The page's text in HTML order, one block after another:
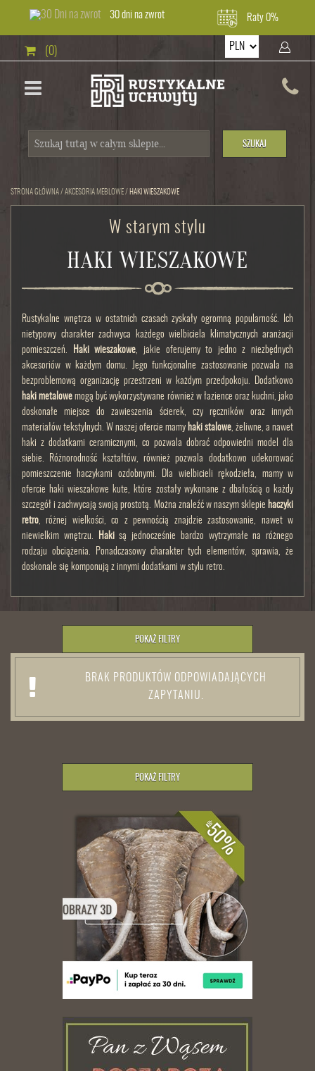
30 dni na zwrot Raty 0%
(0)
SZUKAJ
STRONA GŁÓWNA/ AKCESORIA MEBLOWE/ HAKI WIESZAKOWE
W starym stylu
HAKI WIESZAKOWE
Rustykalne wnętrza w ostatnich czasach zyskały ogromną popularność. Ich
nietypowy charakter zachwyca każdego wielbiciela klimatycznych aranżacji
pomieszczeń.
Haki wieszakowe, jakie oferujemy to jedno z niezbędnych
akcesoriów w każdym domu. Jego funkcjonalne zastosowanie pozwala na
bezproblemową organizację przestrzeni w każdym przedpokoju. Dodatkowo
haki metalowe mogą być wykorzystywane również w łazience oraz kuchni, jako
doskonałe miejsce do zawieszenia ścierek, czy ręczników oraz innych
materiałów tekstylnych. W naszej ofercie mamy haki stalowe, żeliwne, a nawet
haki z dodatkami ceramicznymi, co pozwala dobrać odpowiedni model dla
siebie. Różnorodność kształtów, również pozwala dodatkowo udekorować
pomieszczenie haczykami ozdobnymi. Dla wielbicieli rękodzieła, mamy w
ofercie haki wieszakowe kute, które zostały wykonane z dbałością o każdy
szczegół i zachwycają swoją prostotą. Można znaleźć w naszym sklepie haczyki
retro, różnej wielkości, co z pewnością znajdzie zastosowanie, nawet w
niewielkim wnętrzu.
Hakisą jednocześnie bardzo wytrzymałe na różnego
rodzaju obciążenia. Ponadczasowy charakter tych elementów, sprawia, że
doskonale się komponują z innymi dodatkami w stylu retro.
POKAŻ FILTRY
BRAK PRODUKTÓW ODPOWIADAJĄCYCH
ZAPYTANIU.
POKAŻ FILTRY